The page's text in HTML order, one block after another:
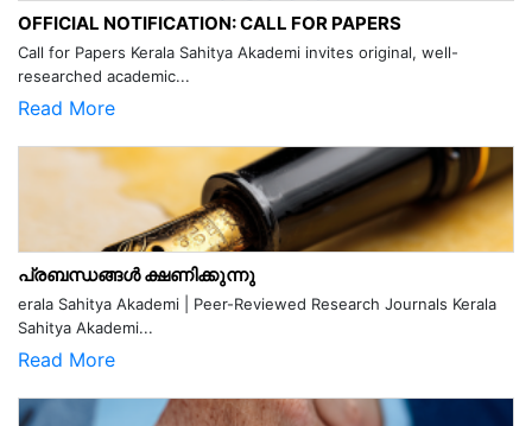
OFFICIAL NOTIFICATION: CALL FOR PAPERS
Call for Papers Kerala Sahitya Akademi invites original, well-
researched academic...
Read More
പ്രബന്ധങ്ങൾ ക്ഷണിക്കുന്നു
erala Sahitya Akademi | Peer-Reviewed Research Journals Kerala
Sahitya Akademi...
Read More